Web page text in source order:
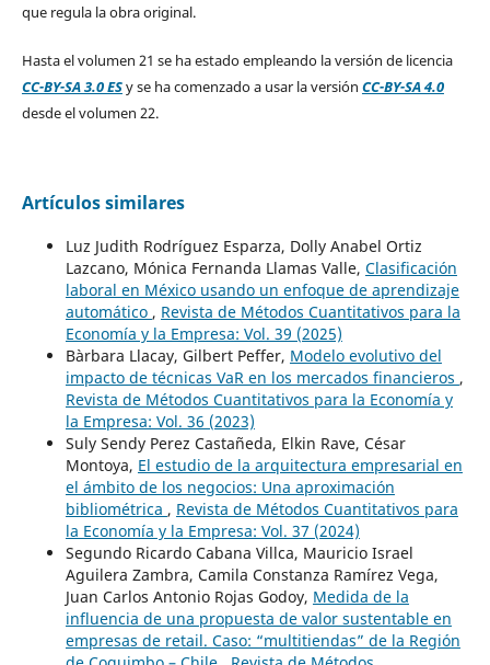
que regula la obra original.
Hasta el volumen 21 se ha estado empleando la versión de licencia
CC-BY-SA 3.0 ESy se ha comenzado a usar la versión CC-BY-SA 4.0
desde el volumen 22.
Artículos similares
Luz Judith Rodríguez Esparza, Dolly Anabel Ortiz
Lazcano, Mónica Fernanda Llamas Valle, Clasificación
laboral en México usando un enfoque de aprendizaje
automático , Revista de Métodos Cuantitativos para la
Economía y la Empresa: Vol. 39 (2025)
Bàrbara Llacay, Gilbert Peffer, Modelo evolutivo del
impacto de técnicas VaR en los mercados financieros ,
Revista de Métodos Cuantitativos para la Economía y
la Empresa: Vol. 36 (2023)
Suly Sendy Perez Castañeda, Elkin Rave, César
Montoya, El estudio de la arquitectura empresarial en
el ámbito de los negocios: Una aproximación
bibliométrica , Revista de Métodos Cuantitativos para
la Economía y la Empresa: Vol. 37 (2024)
Segundo Ricardo Cabana Villca, Mauricio Israel
Aguilera Zambra, Camila Constanza Ramírez Vega,
Juan Carlos Antonio Rojas Godoy, Medida de la
influencia de una propuesta de valor sustentable en
empresas de retail. Caso: “multitiendas” de la Región